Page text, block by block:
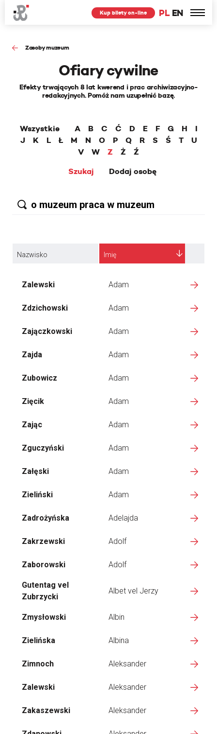
PL EN
Kup bilety on-line
Zasoby muzeum
Ofiary cywilne
Efekty trwających 8 lat kwerend i prac archiwizacyjno-
redakcyjnych. Pomóż nam uzupełnić bazę.
Wszystkie A B C Ć D E F G H
I
J
K L Ł M N O P Q R S Ś T
U
V
W Z Ż
Ź
Szukaj
Dodaj osobę
Nazwisko Imię
Zalewski Adam
Zdzichowski Adam
Zajączkowski Adam
Zajda Adam
Zubowicz Adam
Zięcik Adam
Zając Adam
Zguczyński Adam
Załęski Adam
Zieliński Adam
Zadrożyńska Adelajda
Zakrzewski Adolf
Zaborowski Adolf
Gutentag vel
Zubrzycki
Albet vel Jerzy
Zmysłowski Albin
Zielińska Albina
Zimnoch Aleksander
Zalewski Aleksander
Zakaszewski Aleksander